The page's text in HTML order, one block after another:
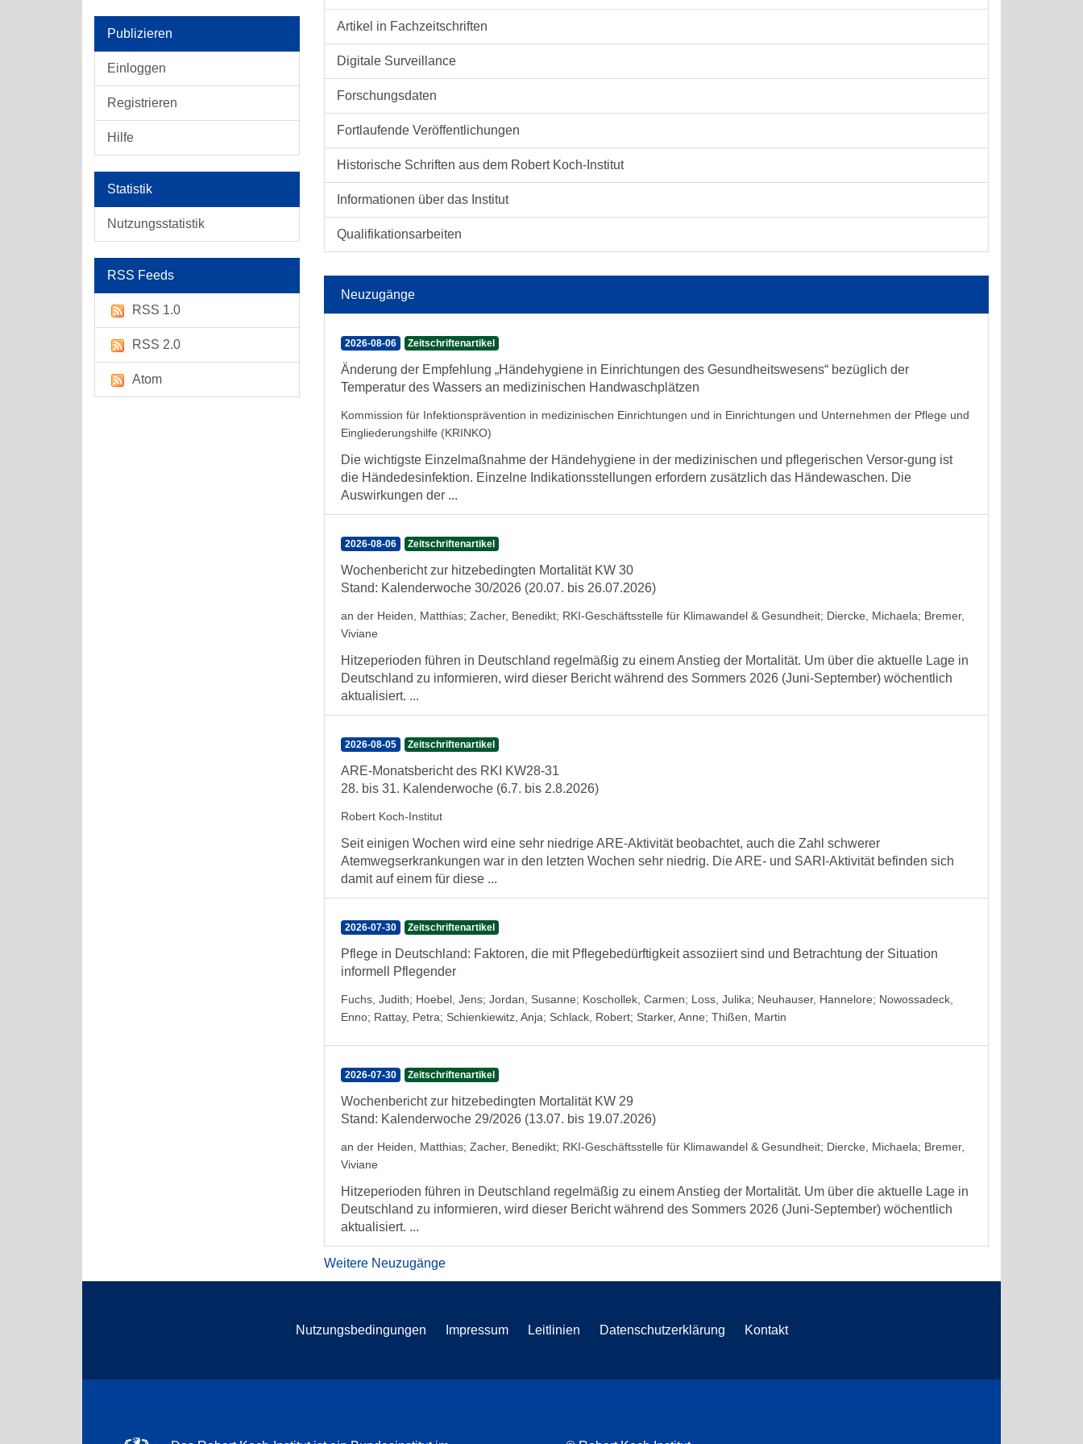
Publizieren
Einloggen
Registrieren
Hilfe
Statistik
Nutzungsstatistik
RSS Feeds
RSS 1.0
RSS 2.0
Atom
Artikel in Fachzeitschriften
Digitale Surveillance
Forschungsdaten
Fortlaufende Veröffentlichungen
Historische Schriften aus dem Robert Koch-Institut
Informationen über das Institut
Qualifikationsarbeiten
Neuzugänge
2026-08-06 Zeitschriftenartikel
Änderung der Empfehlung „Händehygiene in Einrichtungen des Gesundheitswesens“ bezüglich der
Temperatur des Wassers an medizinischen Handwaschplätzen
Kommission für Infektionsprävention in medizinischen Einrichtungen und in Einrichtungen und Unternehmen der Pflege und
Eingliederungshilfe (KRINKO)
Die wichtigste Einzelmaßnahme der Händehygiene in der medizinischen und pflegerischen Versor-gung ist
die Händedesinfektion. Einzelne Indikationsstellungen erfordern zusätzlich das Händewaschen. Die
Auswirkungen der ...
2026-08-06 Zeitschriftenartikel
Wochenbericht zur hitzebedingten Mortalität KW 30
Stand: Kalenderwoche 30/2026 (20.07. bis 26.07.2026)
an der Heiden, Matthias; Zacher, Benedikt; RKI-Geschäftsstelle für Klimawandel & Gesundheit; Diercke, Michaela; Bremer,
Viviane
Hitzeperioden führen in Deutschland regelmäßig zu einem Anstieg der Mortalität. Um über die aktuelle Lage in
Deutschland zu informieren, wird dieser Bericht während des Sommers 2026 (Juni-September) wöchentlich
aktualisiert. ...
2026-08-05 Zeitschriftenartikel
ARE-Monatsbericht des RKI KW28-31
28. bis 31. Kalenderwoche (6.7. bis 2.8.2026)
Robert Koch-Institut
Seit einigen Wochen wird eine sehr niedrige ARE-Aktivität beobachtet, auch die Zahl schwerer
Atemwegserkrankungen war in den letzten Wochen sehr niedrig. Die ARE- und SARI-Aktivität befinden sich
damit auf einem für diese ...
2026-07-30 Zeitschriftenartikel
Pflege in Deutschland: Faktoren, die mit Pflegebedürftigkeit assoziiert sind und Betrachtung der Situation
informell Pflegender
Fuchs, Judith; Hoebel, Jens; Jordan, Susanne; Koschollek, Carmen; Loss, Julika; Neuhauser, Hannelore; Nowossadeck,
Enno; Rattay, Petra; Schienkiewitz, Anja; Schlack, Robert; Starker, Anne; Thißen, Martin
2026-07-30 Zeitschriftenartikel
Wochenbericht zur hitzebedingten Mortalität KW 29
Stand: Kalenderwoche 29/2026 (13.07. bis 19.07.2026)
an der Heiden, Matthias; Zacher, Benedikt; RKI-Geschäftsstelle für Klimawandel & Gesundheit; Diercke, Michaela; Bremer,
Viviane
Hitzeperioden führen in Deutschland regelmäßig zu einem Anstieg der Mortalität. Um über die aktuelle Lage in
Deutschland zu informieren, wird dieser Bericht während des Sommers 2026 (Juni-September) wöchentlich
aktualisiert. ...
Weitere Neuzugänge
Nutzungsbedingungen Impressum Leitlinien Datenschutzerklärung Kontakt